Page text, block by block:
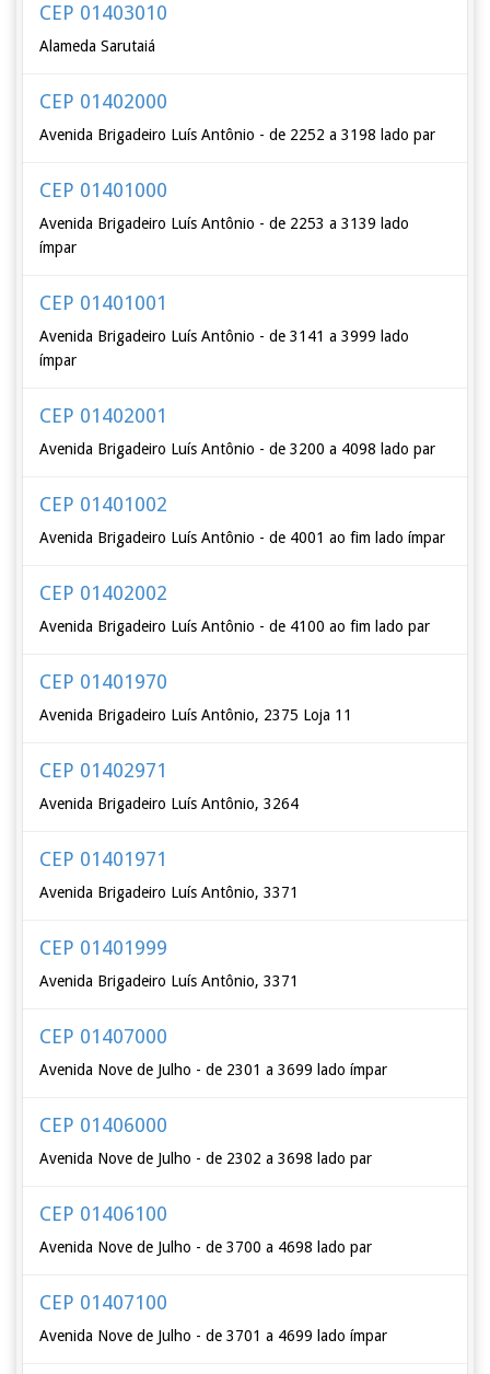
CEP 01403010
Alameda Sarutaiá
CEP 01402000
Avenida Brigadeiro Luís Antônio - de 2252 a 3198 lado par
CEP 01401000
Avenida Brigadeiro Luís Antônio - de 2253 a 3139 lado
ímpar
CEP 01401001
Avenida Brigadeiro Luís Antônio - de 3141 a 3999 lado
ímpar
CEP 01402001
Avenida Brigadeiro Luís Antônio - de 3200 a 4098 lado par
CEP 01401002
Avenida Brigadeiro Luís Antônio - de 4001 ao fim lado ímpar
CEP 01402002
Avenida Brigadeiro Luís Antônio - de 4100 ao fim lado par
CEP 01401970
Avenida Brigadeiro Luís Antônio, 2375 Loja 11
CEP 01402971
Avenida Brigadeiro Luís Antônio, 3264
CEP 01401971
Avenida Brigadeiro Luís Antônio, 3371
CEP 01401999
Avenida Brigadeiro Luís Antônio, 3371
CEP 01407000
Avenida Nove de Julho - de 2301 a 3699 lado ímpar
CEP 01406000
Avenida Nove de Julho - de 2302 a 3698 lado par
CEP 01406100
Avenida Nove de Julho - de 3700 a 4698 lado par
CEP 01407100
Avenida Nove de Julho - de 3701 a 4699 lado ímpar